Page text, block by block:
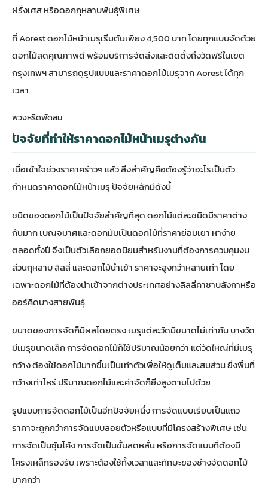
ฝรั่งเศส หรือดอกกุหลาบพันธุ์พิเศษ
ที่ Aorest ดอกไม้หน้าเมรุเริ่มต้นเพียง 4,500 บาท โดยทุกแบบจัดด้วย
ดอกไม้สดคุณภาพดี พร้อมบริการจัดส่งและติดตั้งถึงวัดฟรีในเขต
กรุงเทพฯ สามารถดูรูปแบบและราคาดอกไม้เมรุจาก Aorestได้ทุก
เวลา
พวงหรีดพัดลม
ปัจจัยที่ทำให้ราคาดอกไม้หน้าเมรุต่างกัน
เมื่อเข้าใจช่วงราคาคร่าวๆ แล้ว สิ่งสำคัญคือต้องรู้ว่าอะไรเป็นตัว
กำหนดราคาดอกไม้หน้าเมรุ ปัจจัยหลักมีดังนี้
ชนิดของดอกไม้เป็นปัจจัยสำคัญที่สุด ดอกไม้แต่ละชนิดมีราคาต่าง
กันมาก เบญจมาศและดอกมัมเป็นดอกไม้ที่ราคาย่อมเยา หาง่าย
ตลอดทั้งปี จึงเป็นตัวเลือกยอดนิยมสำหรับงานที่ต้องการควบคุมงบ
ส่วนกุหลาบ ลิลลี่ และดอกไม้นำเข้า ราคาจะสูงกว่าหลายเท่า โดย
เฉพาะดอกไม้ที่ต้องนำเข้าจากต่างประเทศอย่างลิลลี่คาซาบลังกาหรือ
ออร์คิดบางสายพันธุ์
ขนาดของการจัดก็มีผลโดยตรง เมรุแต่ละวัดมีขนาดไม่เท่ากัน บางวัด
มีเมรุขนาดเล็ก การจัดดอกไม้ก็ใช้ปริมาณน้อยกว่า แต่วัดใหญ่ที่มีเมรุ
กว้าง ต้องใช้ดอกไม้มากขึ้นเป็นเท่าตัวเพื่อให้ดูเต็มและสมส่วน ยิ่งพื้นที่
กว้างเท่าไหร่ ปริมาณดอกไม้และค่าจัดก็ยิ่งสูงตามไปด้วย
รูปแบบการจัดดอกไม้เป็นอีกปัจจัยหนึ่ง การจัดแบบเรียบเป็นแถว
ราคาจะถูกกว่าการจัดแบบลอยตัวหรือแบบที่มีโครงสร้างพิเศษ เช่น
การจัดเป็นซุ้มโค้ง การจัดเป็นชั้นลดหลั่น หรือการจัดแบบที่ต้องมี
โครงเหล็กรองรับ เพราะต้องใช้ทั้งเวลาและทักษะของช่างจัดดอกไม้
มากกว่า